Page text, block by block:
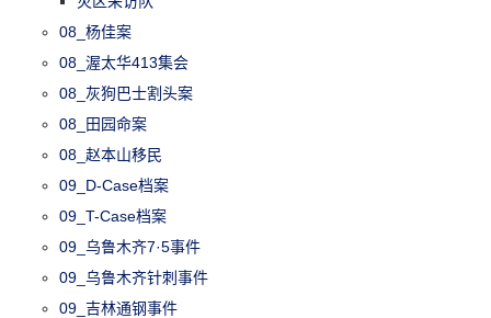
08_杨佳案
08_渥太华413集会
08_灰狗巴士割头案
08_田园命案
08_赵本山移民
09_D-Case档案
09_T-Case档案
09_乌鲁木齐7·5事件
09_乌鲁木齐针刺事件
09_吉林通钢事件